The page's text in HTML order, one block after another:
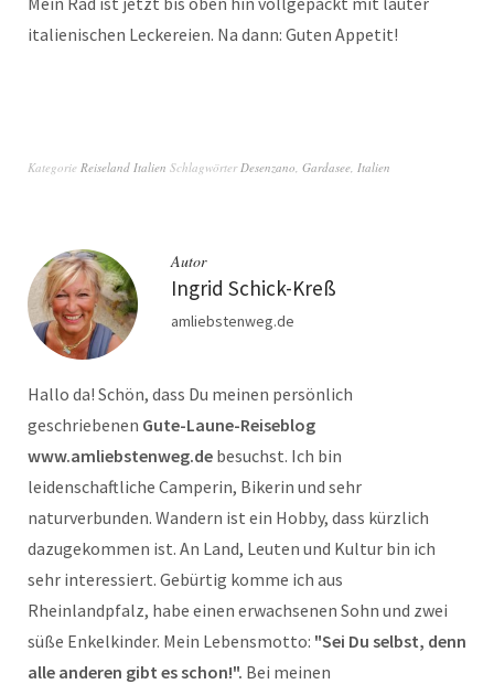
italienischen Leckereien. Na dann: Guten Appetit!
Kategorie Reiseland Italien SchlagwörterDesenzano, Gardasee, Italien
Autor
Ingrid Schick-Kreß
amliebstenweg.de
Hallo da! Schön, dass Du meinen persönlich
geschriebenen Gute-Laune-Reiseblog
www.amliebstenweg.de besuchst. Ich bin
leidenschaftliche Camperin, Bikerin und sehr
naturverbunden. Wandern ist ein Hobby, dass kürzlich
dazugekommen ist. An Land, Leuten und Kultur bin ich
sehr interessiert. Gebürtig komme ich aus
Rheinlandpfalz, habe einen erwachsenen Sohn und zwei
süße Enkelkinder. Mein Lebensmotto: "Sei Du selbst, denn
alle anderen gibt es schon!". Bei meinen